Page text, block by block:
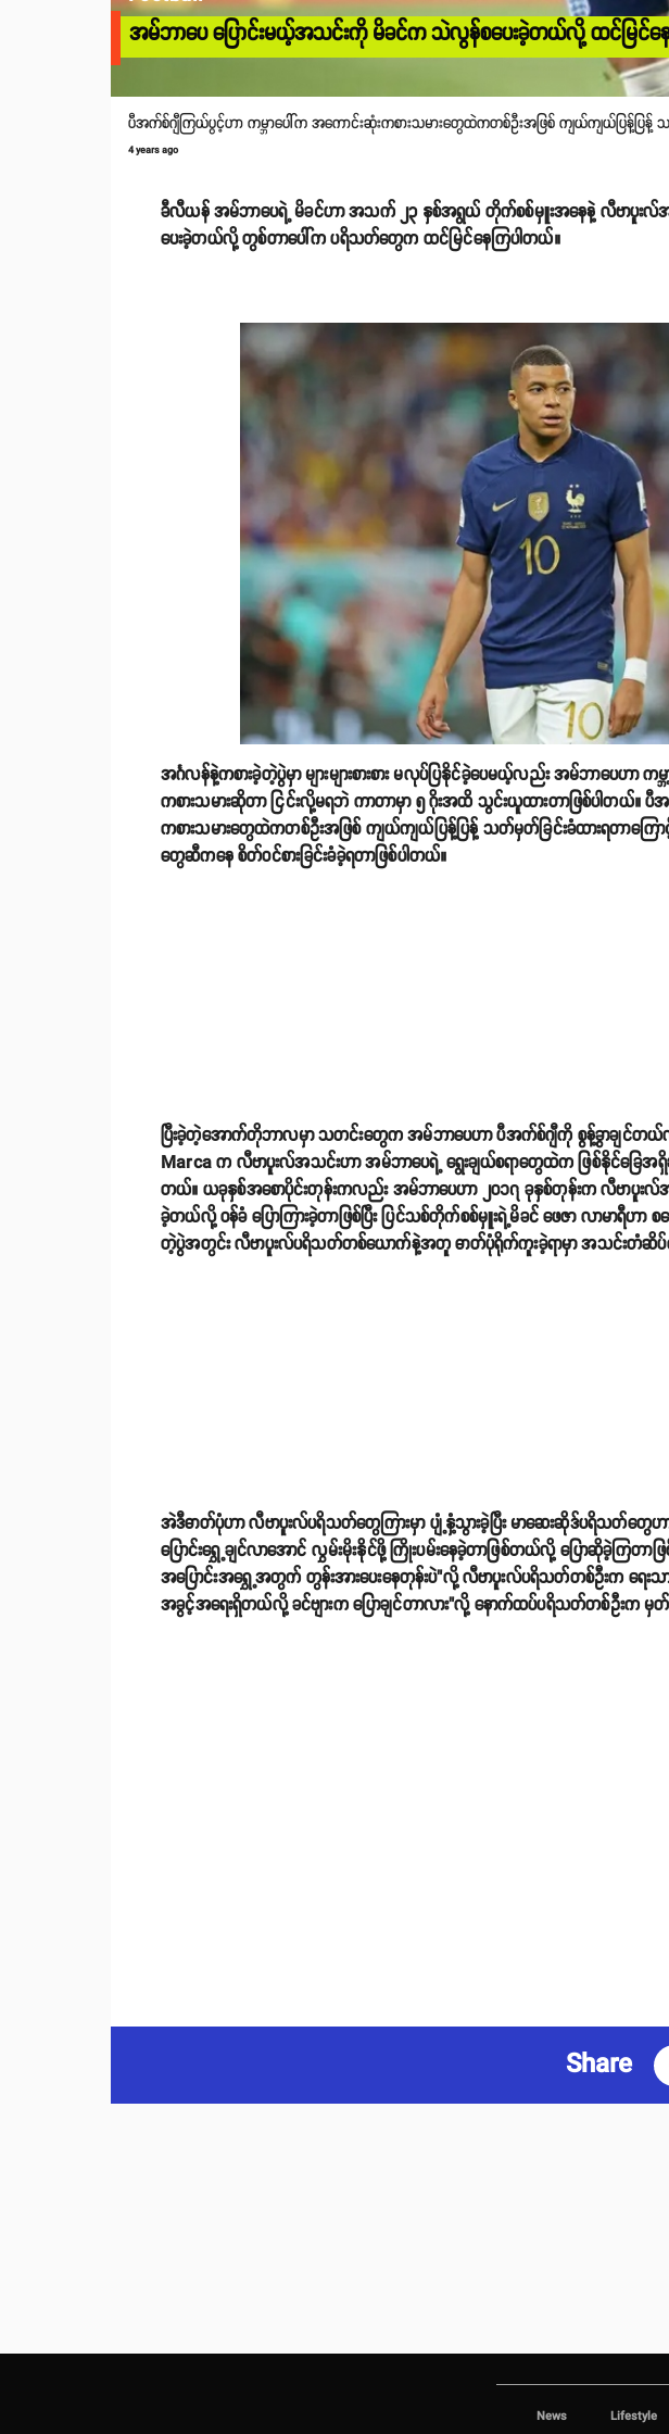
အမ်ဘာပေ ပြောင်းမယ့်အသင်းကို မိခင်က သဲလွန်စပေးခဲ့တယ်လို့ ထင်မြင်န
ပီအက်စ်ဂျီကြယ်ပွင့်ဟာ ကမ္ဘာပေါ်က အကောင်းဆုံးကစားသမားတွေထဲကတစ်ဦးအဖြစ် ကျယ်ကျယ်ပြန့်ပြ
4 years ago
ခီလီယန် အမ်ဘာပေရဲ့ မိခင်ဟာ အသက် ၂၃ နှစ်အရွယ် တိုက်စစ်မှူးအနေနဲ့ လီဗာပူးလ်အ
ပေးခဲ့တယ်လို့ တွစ်တာပေါ်က ပရိသတ်တွေက ထင်မြင်နေကြပါတယ်။
အင်္ဂလန်နဲ့ကစားခဲ့တဲ့ပွဲမှာ များများစားစား မလုပ်ပြနိုင်ခဲ့ပေမယ့်လည်း အမ်ဘာပေဟာ က
ကစားသမားဆိုတာ ငြင်းလို့မရဘဲ ကာတာမှာ ၅ ဂိုးအထိ သွင်းယူထားတာဖြစ်ပါတယ်။ ပီ
ကစားသမားတွေထဲကတစ်ဦးအဖြစ် ကျယ်ကျယ်ပြန့်ပြန့် သတ်မှတ်ခြင်းခံထားရတာက
တွေဆီကနေ စိတ်ဝင်စားခြင်းခံခဲ့ရတာဖြစ်ပါတယ်။
ပြီးခဲ့တဲ့အောက်တိုဘာလမှာ သတင်းတွေက အမ်ဘာပေဟာ ပီအက်စ်ဂျီကို စွန့်ခွာချင်တယ်လို့
Marca က လီဗာပူးလ်အသင်းဟာ အမ်ဘာပေရဲ့ ရွေးချယ်စရာတွေထဲက ဖြစ်နိုင်ခြေအရှိဆုံ
တယ်။ ယခုနှစ်အစောပိုင်းတုန်းကလည်း အမ်ဘာပေဟာ ၂၀၁၇ ခုနှစ်တုန်းက လီဗာပူးလ်အ
ခဲ့တယ်လို့ ဝန်ခံ ပြောကြားခဲ့တာဖြစ်ပြီး ပြင်သစ်တိုက်စစ်မှူးရဲ့မိခင် ဖေဇာ လာမာရီဟ
တဲ့ပွဲအတွင်း လီဗာပူးလ်ပရိသတ်တစ်ယောက်နဲ့အတူ ဓာတ်ပုံရိုက်ကူးခဲ့ရာမှာ အသင်းတံဆိပ်ကို
အဲဒီဓာတ်ပုံဟာ လီဗာပူးလ်ပရိသတ်တွေကြားမှာ ပျံ့နှံ့သွားခဲ့ပြီး မာဆေးဆိုဒ်ပရိသတ်တွ
ပြောင်းရွှေ့ချင်လာအောင် လွှမ်းမိုးနိုင်ဖို့ ကြိုးပမ်းနေခဲ့တာဖြစ်တယ်လို့ ပြောဆိုခဲ့ကြတ
အပြောင်းအရွှေ့အတွက် တွန်းအားပေးနေတုန်းပဲ"လို့ လီဗာပူးလ်ပရိသတ်တစ်ဦးက ရေးသာ
အခွင့်အရေးရှိတယ်လို့ ခင်ဗျားက ပြောချင်တာလား"လို့ နောက်ထပ်ပရိသတ်တစ်ဦးက မှတ်
Share
News Lifestyle